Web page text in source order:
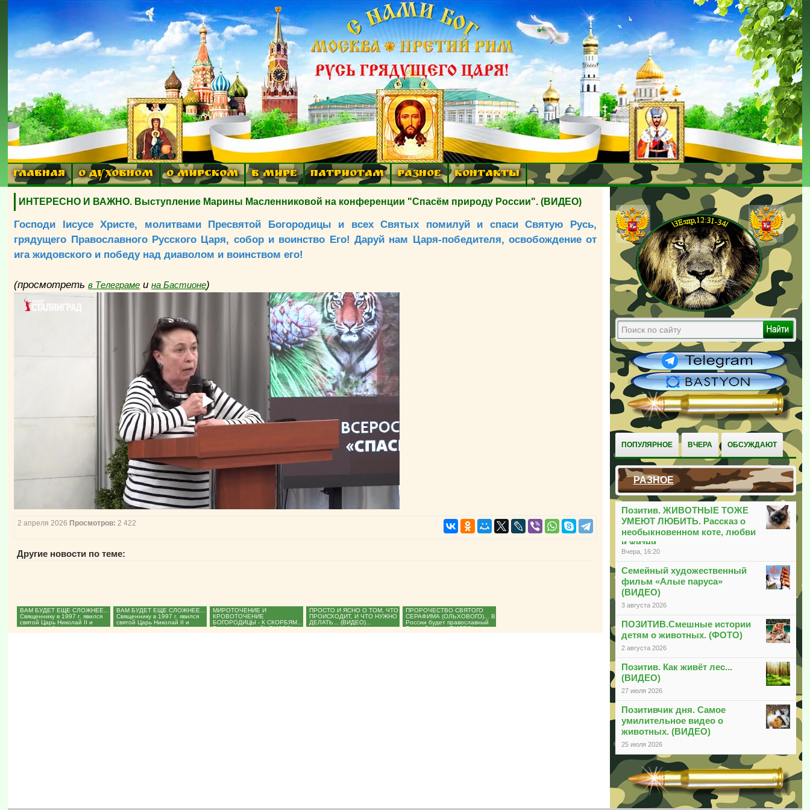
ГЛАВНАЯ О ДУХОВНОМ О МИРСКОМ В МИРЕ ПАТРИОТАМ РАЗНОЕ КОНТАКТЫ
ПОПУЛЯРНОЕ ВЧЕРА ОБСУЖДАЮТ
РАЗНОЕ
Позитив. ЖИВОТНЫЕ ТОЖЕ
УМЕЮТ ЛЮБИТЬ. Рассказ о
необыкновенном коте, любви
и жизни
Вчера, 16:20
Семейный художественный
фильм «Алые паруса»
(ВИДЕО)
3 августа 2026
ПОЗИТИВ.Смешные истории
детям о животных. (ФОТО)
2 августа 2026
Позитив. Как живёт лес...
(ВИДЕО)
27 июля 2026
Позитивчик дня. Самое
умилительное видео о
животных. (ВИДЕО)
25 июля 2026
ИНТЕРЕСНО И ВАЖНО. Выступление Марины Масленниковой на конференции "Спасём природу России". (ВИДЕО)
Господи Iисусе Христе, молитвами Пресвятой Богородицы и всех Святых помилуй и спаси Святую Русь,
грядущего Православного Русского Царя, собор и воинство Его! Даруй нам Царя-победителя, освобождение от
ига жидовского и победу над диаволом и воинством его!
(просмотретьв Телеграме ина Бастионе)
2 апреля 2026 Просмотров: 2 422
Другие новости по теме:
ВАМ БУДЕТ ЕЩЕ СЛОЖНЕЕ...
Священнику в 1997 г. явился
святой Царь Николай II и
поведал о будущем....
ВАМ БУДЕТ ЕЩЕ СЛОЖНЕЕ...
Священнику в 1997 г. явился
святой Царь Николай II и
поведал о будущем....
МИРОТОЧЕНИЕ И
КРОВОТОЧЕНИЕ
БОГОРОДИЦЫ - К СКОРБЯМ...
Господи, помилуй! (ВИДЕО)...
ПРОСТО И ЯСНО О ТОМ, ЧТО
ПРОИСХОДИТ, И ЧТО НУЖНО
ДЕЛАТЬ... (ВИДЕО)...
ПРОРОЧЕСТВО СВЯТОГО
СЕРАФИМА (ОЛЬХОВОГО)... В
России будет православный
Русский Царь. (ВИДЕО)...